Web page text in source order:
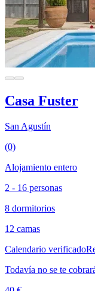
Casa Fuster
San Agustín
(0)
Alojamiento entero
2 - 16 personas
8 dormitorios
12 camas
Calendario verificado
Todavía no se te